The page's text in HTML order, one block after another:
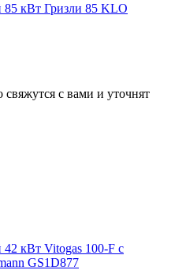
85 кВт Гризли 85 KLO
с вами и уточнят
кВт Vitogas 100-F с
GS1D877